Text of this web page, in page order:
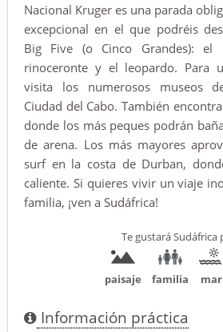
Nacional Kruger es una parada
excepcional en el que podréis
Big Five (o Cinco Grandes):
rinoceronte y el leopardo. Para
visita los numerosos museos
Ciudad del Cabo. También
donde los más peques podrán
de arena. Los más mayores
surf en la costa de Durban,
caliente. Si quieres vivir un viaje
familia, ¡ven a Sudáfrica!
Te gustará Sudáfrica
paisaje familia mar
Información práctica